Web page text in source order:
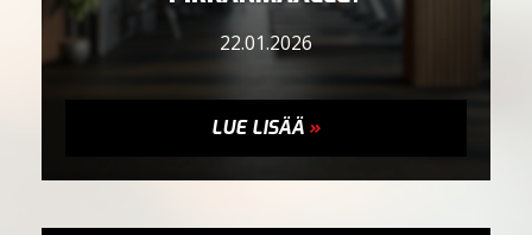
22.01.2026
LUE LISÄÄ »